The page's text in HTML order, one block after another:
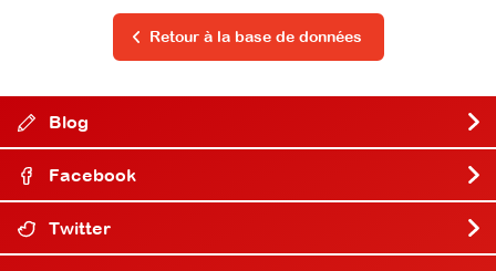
Retour à la base de données
Blog
Facebook
Twitter